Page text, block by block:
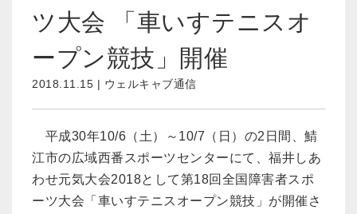
ツ大会 「車いすテニスオ
ープン競技」開催
2018.11.15 | ウェルキャブ通信
平成30年10/6（土）～10/7（日）の2日間、鯖
江市の広域西番スポーツセンターにて、福井しあ
わせ元気大会2018として第18回全国障害者スポ
ーツ大会「車いすテニスオープン競技」が開催さ